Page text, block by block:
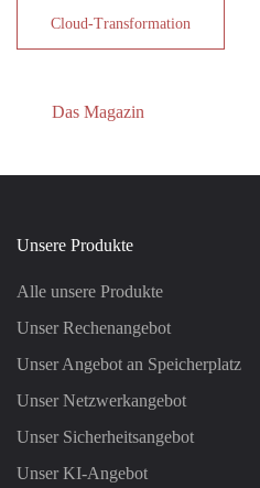
Cloud-Transformation
Das Magazin
Unsere Produkte
Alle unsere Produkte
Unser Rechenangebot
Unser Angebot an Speicherplatz
Unser Netzwerkangebot
Unser Sicherheitsangebot
Unser KI-Angebot